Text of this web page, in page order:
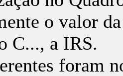
o valor
C..., a IRS.
foram